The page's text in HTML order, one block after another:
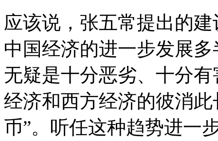
应该说，张五常提出的
中国经济的进一步发展
无疑是十分恶劣、十分
经济和西方经济的彼消
币”。听任这种趋势进一